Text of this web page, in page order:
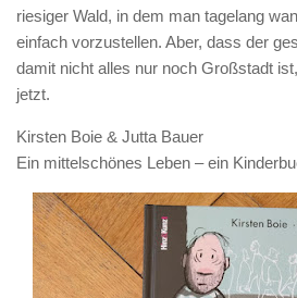
riesiger Wald, in dem man tagelang
einfach vorzustellen. Aber, dass der
damit nicht alles nur noch Großstadt
jetzt.
Kirsten Boie & Jutta Bauer
Ein mittelschönes Leben – ein